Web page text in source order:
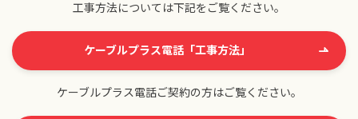
工事方法については下記をご覧ください。
ケーブルプラス電話「工事方法」
ケーブルプラス電話ご契約の方はご覧ください。